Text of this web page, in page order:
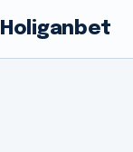
Holiganbet